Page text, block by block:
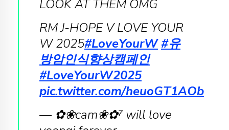
LOOK AT THEM OMG
RM J-HOPE V LOVE YOUR
W 2025#LoveYourW#유
방암인식향상캠페인
#LoveYourW2025
pic.twitter.com/heuoGT1AOb
— ✿❀cam❀✿⁷ will love